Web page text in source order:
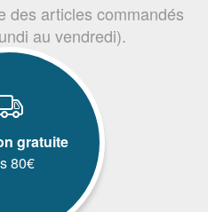
des articles commandés
au vendredi).
gratuite
80€